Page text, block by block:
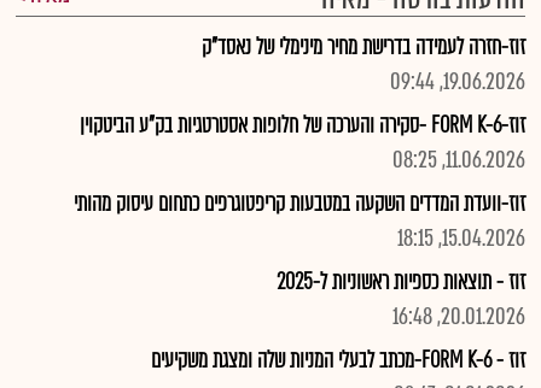
זוז-חזרה לעמידה בדרישת מחיר מינימלי של נאסד"ק
19.06.2026, 09:44
זוז-FORM K-6 -סקירה והערכה של חלופות אסטרטגיות בק"ע הביטקוין
11.06.2026, 08:25
זוז-וועדת המדדים השקעה במטבעות קריפטוגרפים כתחום עיסוק מהותי
15.04.2026, 18:15
זוז - תוצאות כספיות ראשוניות ל-2025
20.01.2026, 16:48
זוז - FORM K-6-מכתב לבעלי המניות שלה ומצגת משקיעים